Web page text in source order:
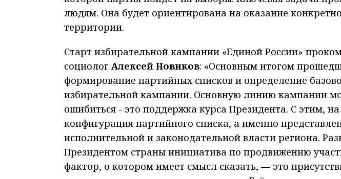
людям. Она будет ориентирована на оказание
территории.
Старт избирательной кампании «Единой России»
социолог Алексей Новиков: «Основным итогом
формирование партийных списков и определение
избирательной кампании. Основную линию кампании
ошибиться - это поддержка курса Президента. С этим,
конфигурация партийного списка, а именно
исполнительной и законодательной власти региона.
Президентом страны инициатива по продвижению
фактор, о котором имеет смысл сказать, — это